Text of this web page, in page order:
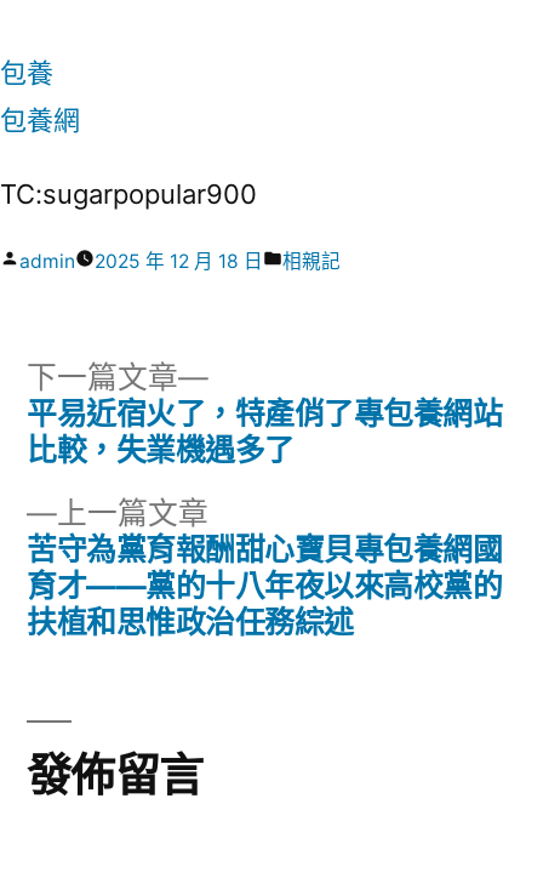
包養
包養網
TC:sugarpopular900
作
admin 2025 年 12 月 18 日
分
相親記
文
導
覽
上一篇文章
一
篇
文
苦守為黨育報酬甜心寶貝專包養網國
育才——黨的十八年夜以來高校黨的
扶植和思惟政治任務綜述
下一篇文章
下
一
篇
平易近宿火了，特產俏了專包養網站
比較，失業機遇多了
發佈留言